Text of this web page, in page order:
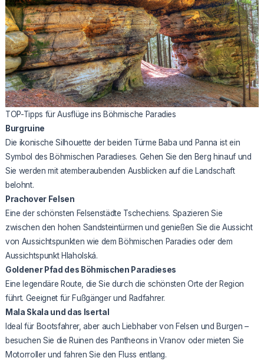
TOP-Tipps für Ausflüge ins Böhmische Paradies
Burgruine
Die ikonische Silhouette der beiden Türme Baba und Panna ist ein
Symbol des Böhmischen Paradieses. Gehen Sie den Berg hinauf und
Sie werden mit atemberaubenden Ausblicken auf die Landschaft
belohnt.
Prachover Felsen
Eine der schönsten Felsenstädte Tschechiens. Spazieren Sie
zwischen den hohen Sandsteintürmen und genießen Sie die Aussicht
von Aussichtspunkten wie dem Böhmischen Paradies oder dem
Aussichtspunkt Hlaholská.
Goldener Pfad des Böhmischen Paradieses
Eine legendäre Route, die Sie durch die schönsten Orte der Region
führt. Geeignet für Fußgänger und Radfahrer.
Mala Skala und das Isertal
Ideal für Bootsfahrer, aber auch Liebhaber von Felsen und Burgen –
besuchen Sie die Ruinen des Pantheons in Vranov oder mieten Sie
Motorroller und fahren Sie den Fluss entlang.